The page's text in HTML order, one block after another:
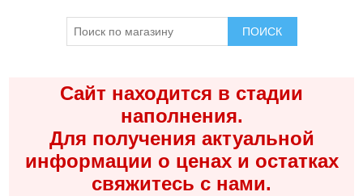
ПОИСК
Сайт находится в стадии
наполнения.
Для получения актуальной
информации о ценах и остатках
свяжитесь с нами.